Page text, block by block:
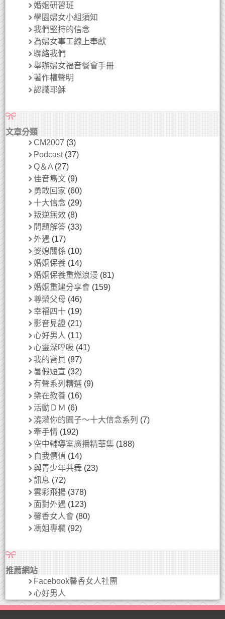
婚姻研習班
學園婦女小組須知
我們堅持的信念
為婦女事工線上奉獻
聯絡我們
舉辦婦女福音餐會手冊
著作權聲明
認識耶穌
文章分類
CM2007 (3)
Podcast(37)
Q＆A (27)
佳音雋文 (9)
勇敢回家 (60)
十大信念 (29)
叛逆無效 (8)
問題解答 (33)
外遇 (17)
婆媳關係 (10)
婚姻保養 (14)
婚姻保養重燃浪漫 (81)
婚姻重建分享會 (159)
尊榮父母 (46)
幸福四十 (19)
影音見證 (21)
心好男人 (11)
心靈深呼吸 (41)
我的寶貝 (87)
暑假短宣 (32)
有聲系列精選 (9)
樂在教養 (16)
活動ＤＭ (6)
澆灌你的園子～十大信念系列 (7)
牽手情 (192)
空中輔導室廣播精華集 (188)
自我價值 (14)
與青少年共舞 (23)
訊息 (72)
雲彩飛揚 (378)
面對外遇 (123)
馨香女人會 (80)
馮姐專欄 (92)
推薦網站
Facebook馨香女人社團
心好男人